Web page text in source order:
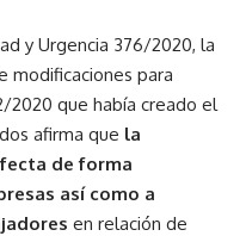
y Urgencia 376/2020, la
modificaciones para
2020 que había creado el
afirma que la
de forma
así como a
en relación de